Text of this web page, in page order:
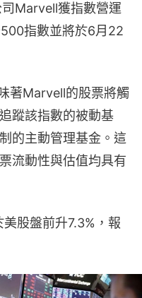
Marvell獲指數營運
指數並將於6月22
著Marvell的股票將觸
蹤該指數的被動基
的主動管理基金。這
流動性與估值均具有
股盤前升7.3%，報